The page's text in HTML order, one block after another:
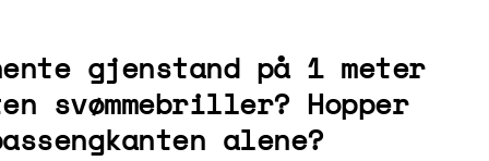
gjenstand på 1 meter
svømmebriller? Hopper
alene?